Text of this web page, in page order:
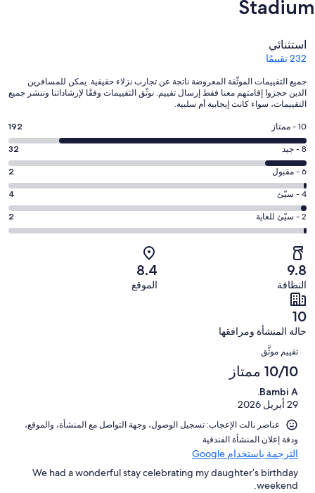
Stadium⁩
التقييمات
استثنائي
232 تقييمًا
جميع التقييمات الموثّقة المعروضة ناتجة عن تجارب نزلاء حقيقية. يمكن للمسافرين
الذين حجزوا إقامتهم معنا فقط إرسال تقييم. نوثّق التقييمات وفقًا لإرشاداتنا وننشر جميع
التقييمات، سواء كانت إيجابية أم سلبية.
درجة
التصنيف
10
-
ممتاز.
192
من
أصل
232
من
تقييمات
النزلاء
10 - ممتاز 192
درجة
التصنيف
8
-
جيد.
32
أصل
232
من
تقييمات
النزلاء
8 - جيد 32
درجة
التصنيف
6
-
مقبول.
2
من
أصل
232
من
تقييمات
النزلاء
6 - مقبول 2
درجة
التصنيف
4
سيّئ.
4
من
أصل
232
من
النزلاء
4 - سيّئ 4
درجة
التصنيف
2
-
سيّئ
للغاية.
2
من
أصل
232
من
تقييمات
النزلاء
2 - سيّئ للغاية 2
9.8
النظافة
8.4
الموقع
10
حالة المنشأة ومرافقها
التقييمات
تقييم موثَّق
10/10 ممتاز
Bambi A.
29 أبريل 2026
عناصر نالت الإعجاب: ⁦تسجيل الوصول⁩، و⁦جهة التواصل مع المنشأة⁩، و⁦الموقع⁩،
و⁦دقة إعلان المنشأة الفندقية⁩
الترجمة باستخدام Google
We had a wonderful stay celebrating my daughter’s birthday
weekend.